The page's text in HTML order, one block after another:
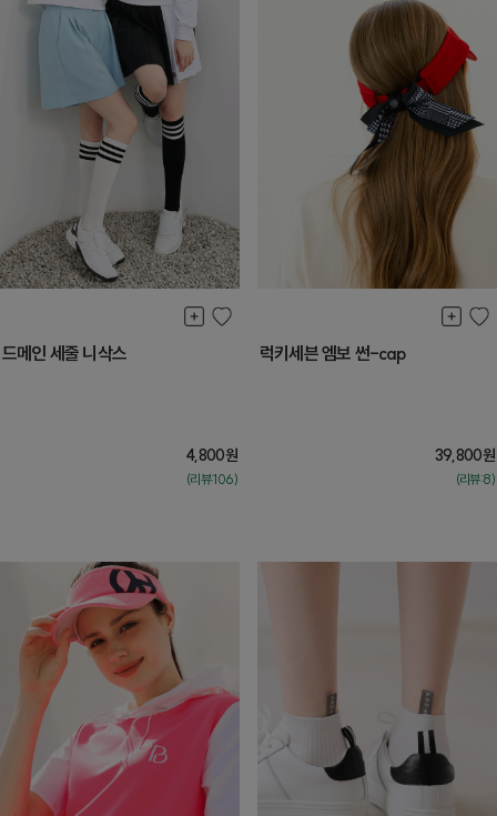
드메인 세줄 니삭스
4,800원
(리뷰:106)
럭키세븐 엠보 썬-cap
39,800원
(리뷰:8)